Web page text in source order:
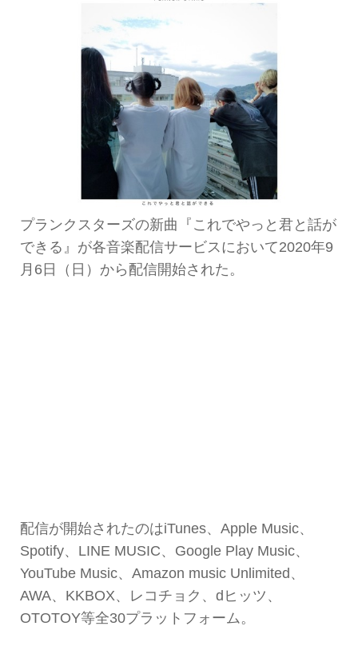
プランクスターズの新曲『これでやっと君と話が
できる』が各音楽配信サービスにおいて2020年9
月6日（日）から配信開始された。
配信が開始されたのはiTunes、Apple Music、
Spotify、LINE MUSIC、Google Play Music、
YouTube Music、Amazon music Unlimited、
AWA、KKBOX、レコチョク、dヒッツ、
OTOTOY等全30プラットフォーム。